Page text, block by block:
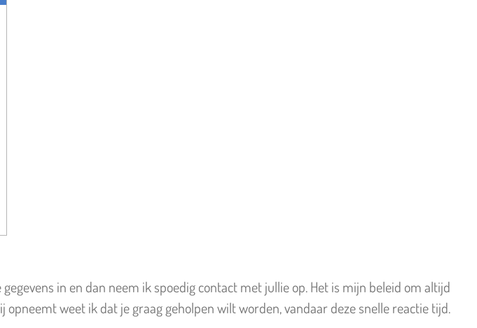
in en dan neem ik spoedig contact met jullie op. Het is mijn beleid om altijd
weet ik dat je graag geholpen wilt worden, vandaar deze snelle reactie tijd.